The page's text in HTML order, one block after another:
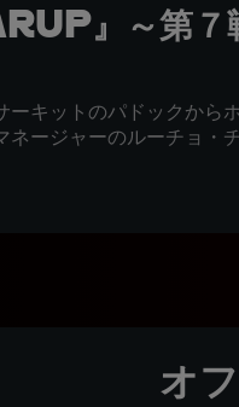
』～第７
キットのパドックから
ネージャーのルーチョ・
オ